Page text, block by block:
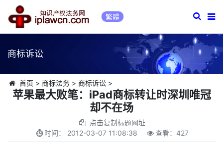
繁體
商标诉讼
首页 > 商标法务> 商标诉讼>
苹果最大败笔：iPad商标转让时深圳唯冠
却不在场
点击复制标题网址
时间： 2012-03-07 11:08:38 查看： 427